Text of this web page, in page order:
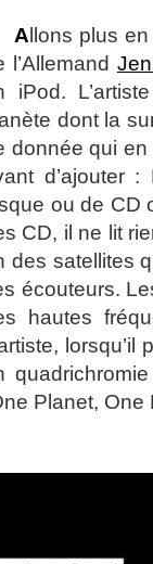
Allons plus
l’Allemand
iPod.
dont la
donnée qui
d’ajouter
ou de CD
CD, il ne lit
des satellites
écouteurs.
hautes
Planet, One